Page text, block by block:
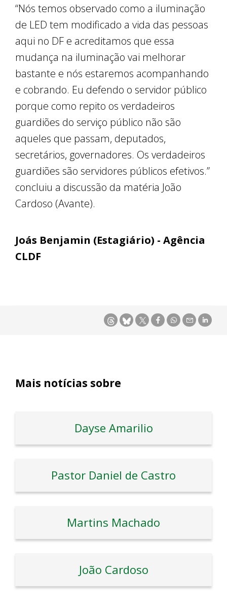
“Nós temos observado como a iluminação
de LED tem modificado a vida das pessoas
aqui no DF e acreditamos que essa
mudança na iluminação vai melhorar
bastante e nós estaremos acompanhando
e cobrando. Eu defendo o servidor público
porque como repito os verdadeiros
guardiões do serviço público não são
aqueles que passam, deputados,
secretários, governadores. Os verdadeiros
guardiões são servidores públicos efetivos.”
concluiu a discussão da matéria João
Cardoso (Avante).
Joás Benjamin (Estagiário) - Agência
CLDF
Mais notícias sobre
Dayse Amarilio
Pastor Daniel de Castro
Martins Machado
João Cardoso